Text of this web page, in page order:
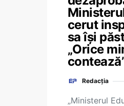
cerut
sa își
„Orice
Redacția
„Ministerul